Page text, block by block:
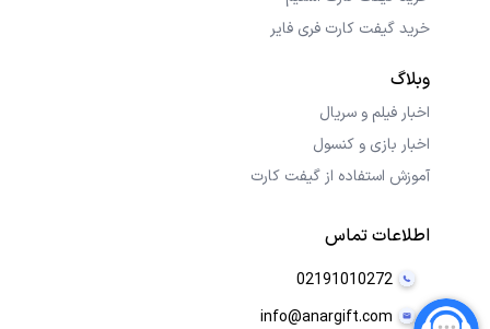
خرید گیفت کارت فری فایر
وبلاگ
اخبار فیلم و سریال
اخبار بازی و کنسول
آموزش استفاده از گیفت کارت
اطلاعات تماس
02191010272
info@anargift.com